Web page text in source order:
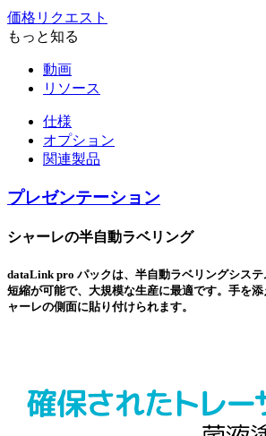
価格リクエスト
もっと知る
動画
リソース
仕様
オプション
関連製品
プレゼンテーション
シャーレの半自動ラベリング
dataLinkpro パックは、半自動ラベリングシステ
短縮が可能で、大規模な生産に最適です。 手を添
ャーレの側面に貼り付けられます。